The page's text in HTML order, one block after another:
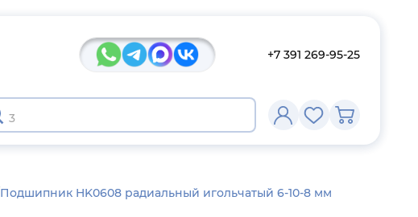
+7 391 269-95-25
306
Подшипник HK0608 радиальный игольчатый 6-10-8 мм